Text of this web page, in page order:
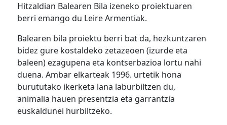
Hitzaldian Balearen Bila izeneko proiektuaren
berri emango du Leire Armentiak.
Balearen bila proiektu berri bat da, hezkuntzaren
bidez gure kostaldeko zetazeoen (izurde eta
baleen) ezagupena eta kontserbazioa lortu nahi
duena. Ambar elkarteak 1996. urtetik hona
burututako ikerketa lana laburbiltzen du,
animalia hauen presentzia eta garrantzia
euskaldunei hurbiltzeko.